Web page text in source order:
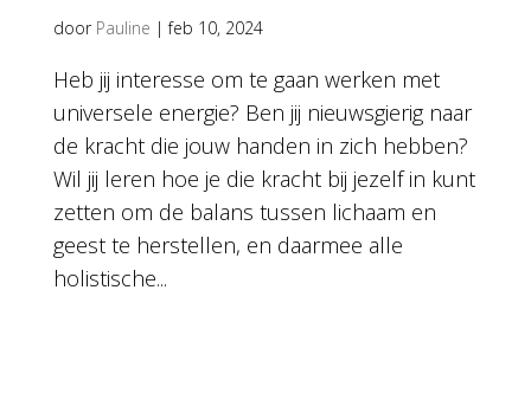
door Pauline |feb 10, 2024
Heb jij interesse om te gaan werken met
universele energie? Ben jij nieuwsgierig naar
de kracht die jouw handen in zich hebben?
Wil jij leren hoe je die kracht bij jezelf in kunt
zetten om de balans tussen lichaam en
geest te herstellen, en daarmee alle
holistische...